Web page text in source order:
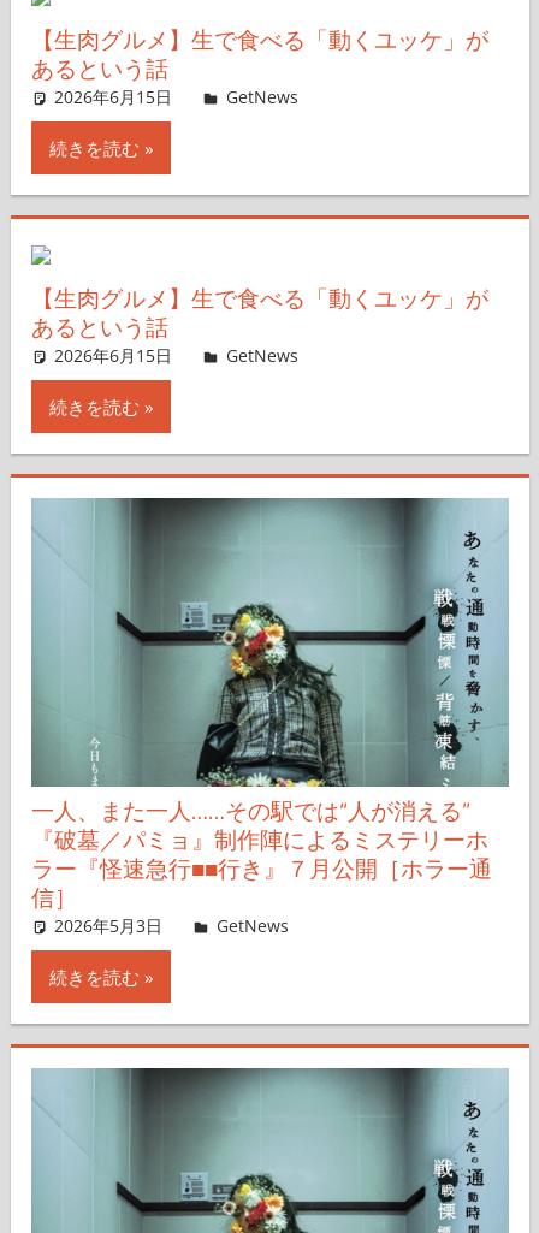
【生肉グルメ】生で食べる「動くユッケ」が
あるという話
2026年6月15日 ガジェ通ウェブライター
GetNews
続きを読む
【生肉グルメ】生で食べる「動くユッケ」が
あるという話
2026年6月15日 ガジェ通ウェブライター
GetNews
続きを読む
一人、また一人……その駅では“人が消える”
『破墓／パミョ』制作陣によるミステリーホ
ラー『怪速急行■■行き』７月公開［ホラー通
信］
2026年5月3日 レイナス
GetNews
続きを読む